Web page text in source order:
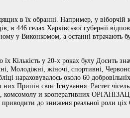
в їх обранні. Например, у
в 446 селах Харківської губернії
у Виконкомом, а останні втрачають
Кількість у 20-х роках булу Досить
Молодіжні, жіночі, спортивні,
нараховувалось около 60
Припін своє Існування. Растет
комсомолу и кооперативних
приводити до зниженя реальної роли